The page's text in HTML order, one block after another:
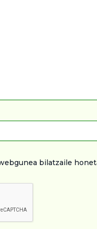
bilatzaile